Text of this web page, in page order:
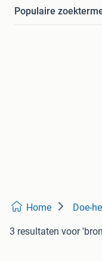
Populaire
Home Doe-
3 resultaten voor